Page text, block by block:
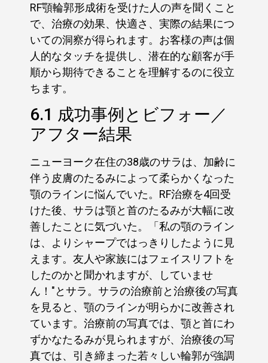
RF顎輪郭形成術を受けた人の声を聞くこと
で、治療の効果、快適さ、実際の結果につ
いての洞察が得られます。お客様の声は個
人的なタッチを提供し、潜在的な顧客が手
順から期待できることを理解するのに役立
ちます。
6.1 成功事例とビフォー／
アフター結果
ニューヨーク在住の38歳のサラは、加齢に
伴う皮膚のたるみによって柔らかくなった
顎のラインに悩んでいた。RF治療を4回受
けた後、サラは顎と首のたるみが大幅に改
善したことに気づいた。「私の顎のライン
は、よりシャープではっきりしたように見
えます。友人や家族にはフェイスリフトを
したのかと聞かれますが、していませ
ん！"とサラ。サラの治療前と治療後の写真
を見ると、顎のラインが明らかに改善され
ています。治療前の写真では、顎と首にわ
ずかなたるみが見られますが、治療後の写
真では、引き締まった若々しい輪郭が強調